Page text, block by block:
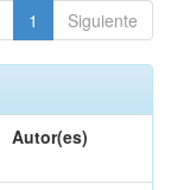
1 Siguiente
Autor(es)